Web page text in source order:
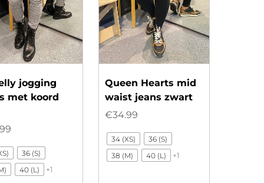
jogging
met koord
36 (S)
40 (L) +1
Queen Hearts mid
waist jeans zwart
€34.99
34 (XS)
36 (S)
38 (M)
40 (L) +1